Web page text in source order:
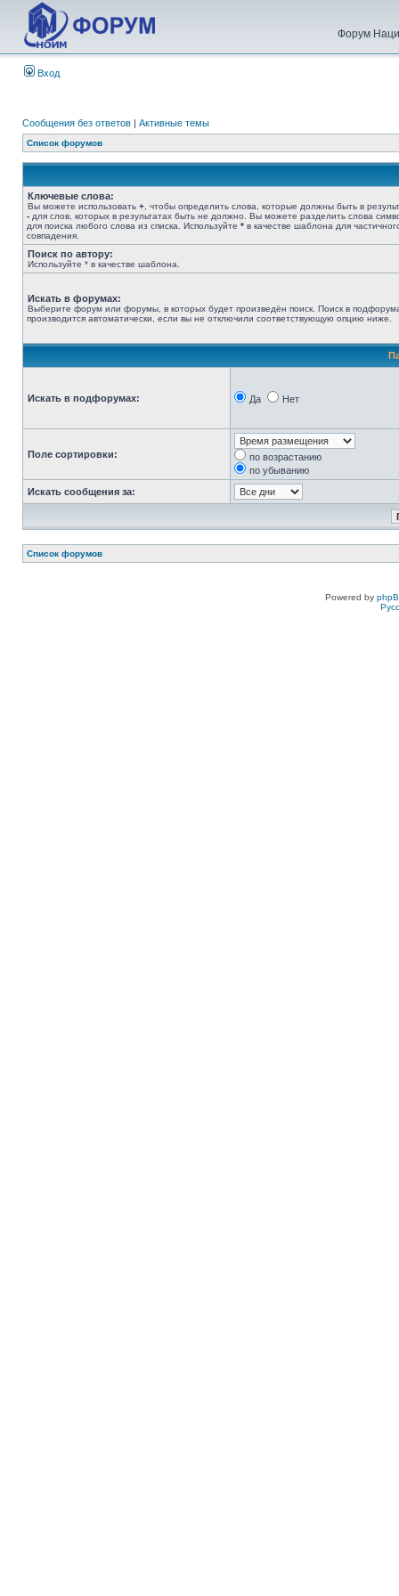
Форум
Вход
Сообщения без ответов | Активные темы
Список форумов
Ключевые слова:
Вы можете использовать + , чтобы определить слова, которые должны быть в
- для слов, которых в результатах быть не должно. Вы можете разделить слова
для поиска любого слова из списка. Используйте * в качестве шаблона для
совпадения.
Поиск по автору:
Используйте * в качестве шаблона.
Искать в форумах:
Выберите форум или форумы, в которых будет произведён поиск. Поиск в
производится автоматически, если вы не отключили соответствующую опцию ниже.
Искать в подфорумах: Да Нет
Поле сортировки:
по возрастанию
по убыванию
Искать сообщения за:
Список форумов
Powered by